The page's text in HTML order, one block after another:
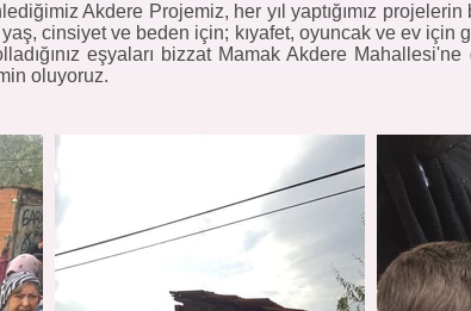
Akdere Projemiz, her yıl yaptığımız
cinsiyet ve beden için; kıyafet, oyuncak ve ev için
eşyaları bizzat Mamak Akdere Mahallesi'ne
oluyoruz.